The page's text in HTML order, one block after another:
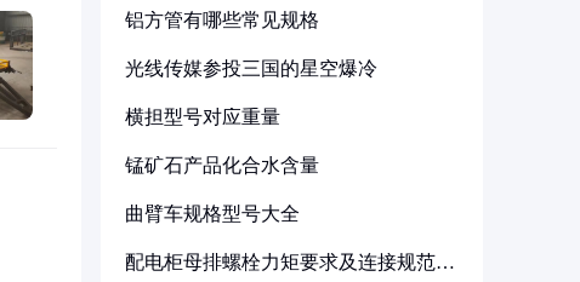
铝方管有哪些常见规格
光线传媒参投三国的星空爆冷
横担型号对应重量
锰矿石产品化合水含量
曲臂车规格型号大全
配电柜母排螺栓力矩要求及连接规范详